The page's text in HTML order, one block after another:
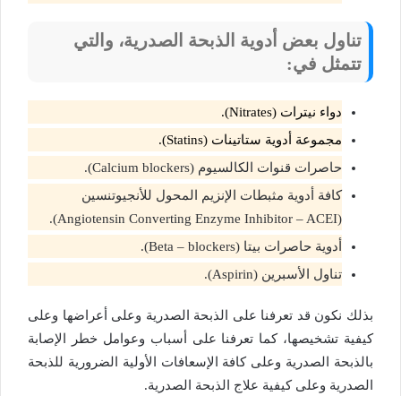
تناول بعض أدوية الذبحة الصدرية، والتي
تتمثل في:
دواء نيترات (Nitrates).
مجموعة أدوية ستاتينات (Statins).
حاصرات قنوات الكالسيوم (Calcium blockers).
كافة أدوية مثبطات الإنزيم المحول للأنجيوتنسين
(Angiotensin Converting Enzyme Inhibitor – ACEI).
أدوية حاصرات بيتا (Beta – blockers).
تناول الأسبرين (Aspirin).
بذلك نكون قد تعرفنا على الذبحة الصدرية وعلى أعراضها وعلى
كيفية تشخيصها، كما تعرفنا على أسباب وعوامل خطر الإصابة
بالذبحة الصدرية وعلى كافة الإسعافات الأولية الضرورية للذبحة
الصدرية وعلى كيفية علاج الذبحة الصدرية.